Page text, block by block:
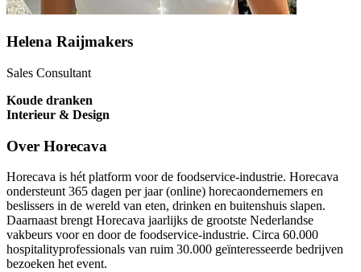
Helena Raijmakers
Sales Consultant
Koude dranken
Interieur & Design
Over Horecava
Horecava is hét platform voor de foodservice-industrie. Horecava
ondersteunt 365 dagen per jaar (online) horecaondernemers en
beslissers in de wereld van eten, drinken en buitenshuis slapen.
Daarnaast brengt Horecava jaarlijks de grootste Nederlandse
vakbeurs voor en door de foodservice-industrie. Circa 60.000
hospitalityprofessionals van ruim 30.000 geïnteresseerde bedrijven
bezoeken het event.